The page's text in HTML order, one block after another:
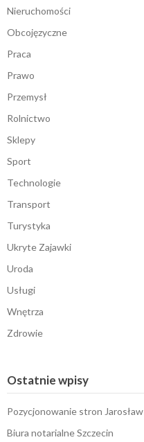
Nieruchomości
Obcojęzyczne
Praca
Prawo
Przemysł
Rolnictwo
Sklepy
Sport
Technologie
Transport
Turystyka
Ukryte Zajawki
Uroda
Usługi
Wnętrza
Zdrowie
Ostatnie wpisy
Pozycjonowanie stron Jarosław
Biura notarialne Szczecin